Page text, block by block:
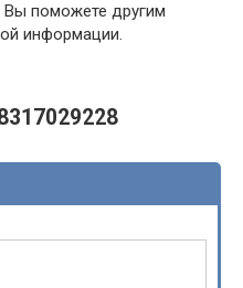
Вы поможете другим
информации.